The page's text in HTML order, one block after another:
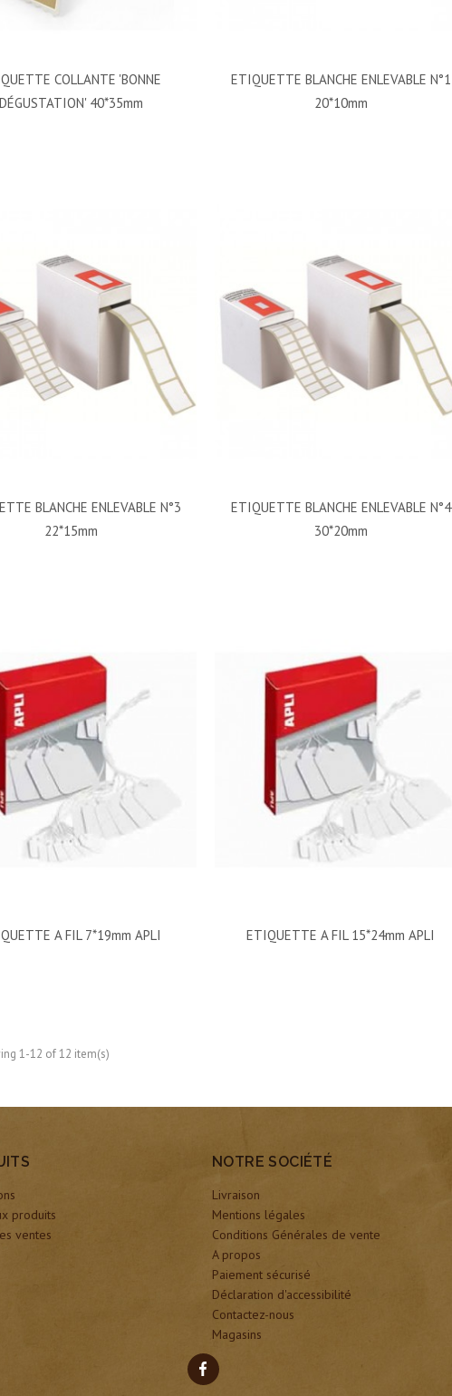
COLLANTE 'BONNE
40*35mm
ETIQUETTE BLANCHE ENLEVABLE N°1
20*10mm
BLANCHE ENLEVABLE N°3
22*15mm
ETIQUETTE BLANCHE ENLEVABLE N°4
30*20mm
A FIL 7*19mm APLI ETIQUETTE A FIL 15*24mm APLI
1-12 of 12 item(s)
produits
ventes
NOTRE SOCIÉTÉ
Livraison
Mentions légales
Conditions Générales de vente
A propos
Paiement sécurisé
Déclaration d'accessibilité
Contactez-nous
Magasins